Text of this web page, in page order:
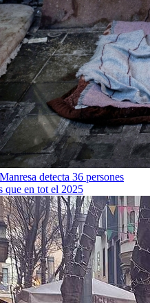
detecta 36 persones
que en tot el 2025